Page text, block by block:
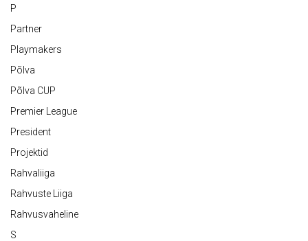
P
Partner
Playmakers
Põlva
Põlva CUP
Premier League
President
Projektid
Rahvaliiga
Rahvuste Liiga
Rahvusvaheline
S